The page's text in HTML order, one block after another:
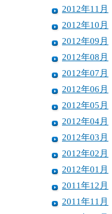
2012年11月
2012年10月
2012年09月
2012年08月
2012年07月
2012年06月
2012年05月
2012年04月
2012年03月
2012年02月
2012年01月
2011年12月
2011年11月